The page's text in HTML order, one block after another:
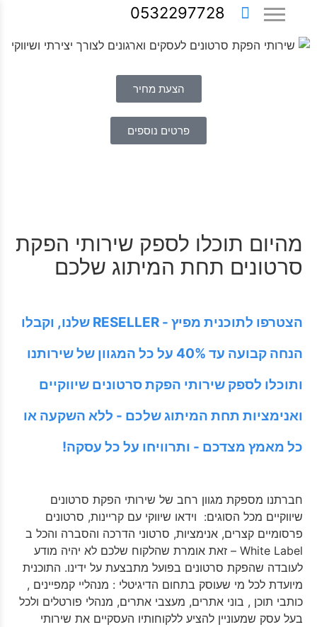
0532297728
הצעת מחיר
פרטים נוספים
מהיום תוכלו לספק שירותי הפקת
סרטונים תחת המיתוג שלכם
הצטרפו לתוכנית מפיץ - RESELLER שלנו, וקבלו
הנחה קבועה עד 40% על כל המגוון של שירותנו
ותוכלו לספק שירותי הפקת סרטונים שיווקיים
ואנימציות תחת המיתוג שלכם - ללא השקעה או
כל מאמץ מצדכם - ותרוויחו על כל עסקה!
חברתנו מספקת מגוון רחב של שירותי הפקת סרטונים
שיווקיים מכל הסוגים: וידאו שיווקי עם קריינות, סרטונים
פרסומיים קצרים, אנימציות, סרטוני הדרכה והסברה והכל ב
White Label – זאת אומרת שהלקוח שלכם לא יהיה מודע
לעובדה שהפקת סרטונים בפועל מתבצעת על ידינו. התוכנית
מיועדת לכל מי שעוסק בתחום הדיגיטלי : מנהליי קמפיינים ,
כותבי תוכן , בוני אתרים, מעצבי אתרים, מנהלי פורטלים ולכל
בעל עסק שמעוניין להציע ללקוחותיו העסקיים את שירותי